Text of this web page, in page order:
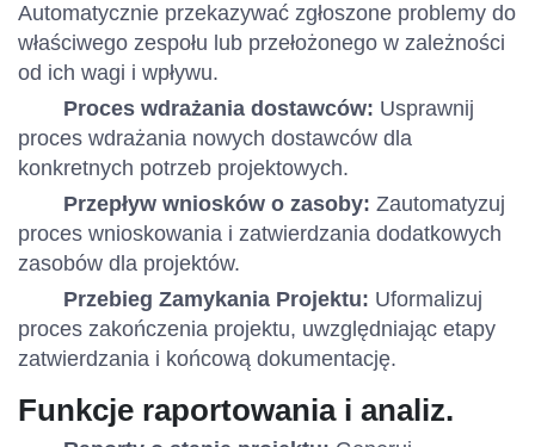
Automatycznie przekazywać zgłoszone problemy do
właściwego zespołu lub przełożonego w zależności
od ich wagi i wpływu.
Proces wdrażania dostawców: Usprawnij
proces wdrażania nowych dostawców dla
konkretnych potrzeb projektowych.
Przepływ wniosków o zasoby: Zautomatyzuj
proces wnioskowania i zatwierdzania dodatkowych
zasobów dla projektów.
Przebieg Zamykania Projektu: Uformalizuj
proces zakończenia projektu, uwzględniając etapy
zatwierdzania i końcową dokumentację.
Funkcje raportowania i analiz.